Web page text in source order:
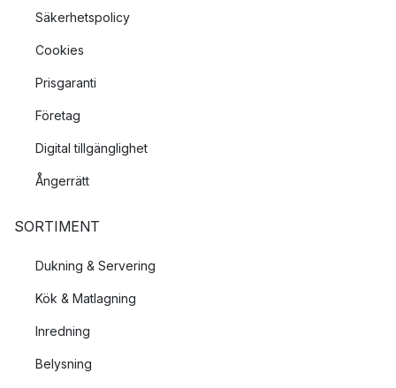
Säkerhetspolicy
Cookies
Prisgaranti
Företag
Digital tillgänglighet
Ångerrätt
SORTIMENT
Dukning & Servering
Kök & Matlagning
Inredning
Belysning